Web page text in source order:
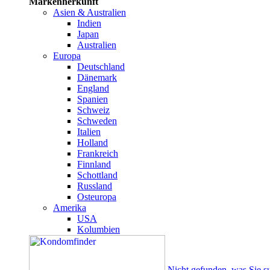
Asien & Australien
Indien
Japan
Australien
Europa
Deutschland
Dänemark
England
Spanien
Schweiz
Schweden
Italien
Holland
Frankreich
Finnland
Schottland
Russland
Osteuropa
Amerika
USA
Kolumbien